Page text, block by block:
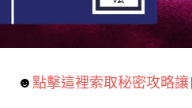
☻ 點擊這裡索取秘密攻略